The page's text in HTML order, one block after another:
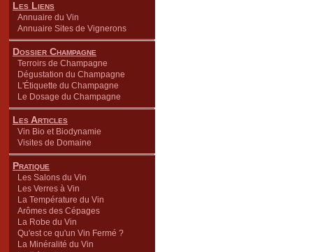
Les Liens
Annuaire du Vin
Annuaire Sites de Vignerons
Dossier Champagne
Terroirs de Champagne
Dégustation du Champagne
L'Étiquette du Champagne
Le Dosage du Champagne
Les Articles
Vin Bio et Biodynamie
Visites de Domaine
Pratique
Les Salons du Vin
Les Verres à Vin
La Température du Vin
Arômes des Cépages
La Robe du Vin
Qu'est ce qu'un Vin Fermé ?
La Minéralité du Vin